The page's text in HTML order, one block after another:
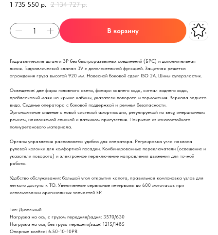
1 735 550 р. 2 134 727 р.
В корзину
Гидравлические шланги 3P без быстроразъемных соединений (БРС) и дополнительная
линия. Гидравлический клапан 3V с дополнительной функцией. Защитная решетка
ограждения груза высотой 920 мм. Навесной боковой сдвиг ISO 2A. Шины суперэластик.
Освещение: две фары головного света, фонари заднего хода, сигнал заднего хода,
проблесковый маяк на крыше кабины, указатели поворота и торможения. Зеркала заднего
вида. Сиденье оператора с боковой поддержкой и ремнем безопасности.
Эргономичное сиденье с новой системой амортизации, регулируемой по весу, инерционным
ремнем, наклоняемой спинкой и датчиком присутствия. Покрытие из износостойкого
полиуретанового материала.
Органы управления расположены удобно для оператора. Регулировка угла наклона
рулевой колонки для комфортной посадки. Комбинированные переключатели (освещение и
указатели поворота) и электронное переключение направления движения для точной
работы.
Удобство обслуживания: большой угол открытия капота, правильная компоновка узлов для
легкого доступа к ТО. Увеличенные сервисные интервалы до 600 моточасов при
использовании оригинальных запчастей EP.
Тип: Дизельный
Нагрузка на ось, с грузом передняя/задня: 3570/630
Нагрузка на ось, без груза передняя/задн: 1215/1485
Опорные колёса: 6.50-10-10PR